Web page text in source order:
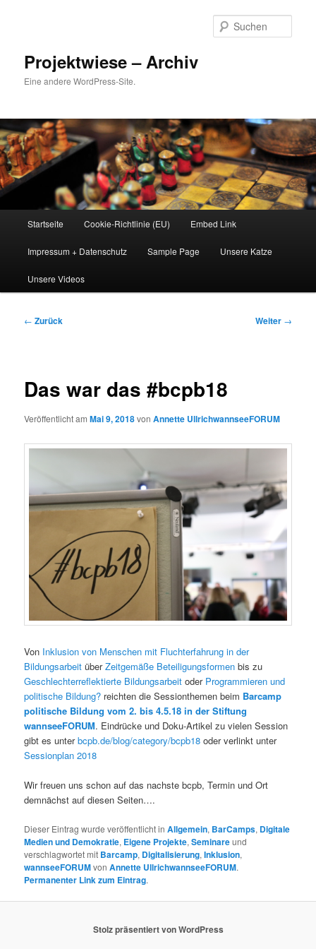
Projektwiese – Archiv
Eine andere WordPress-Site.
Startseite Cookie-Richtlinie (EU) Embed Link
Impressum + Datenschutz Sample Page Unsere Katze
Unsere Videos
Beitrags-
← Zurück Weiter →
Das war das #bcpb18
Veröffentlicht amMai 9, 2018vonAnnette UllrichwannseeFORUM
Von Inklusion von Menschen mit Fluchterfahrung in der
Bildungsarbeit überZeitgemäße Beteiligungsformen bis zu
Geschlechterreflektierte Bildungsarbeit oder Programmieren und
politische Bildung? reichten die Sessionthemen beim Barcamp
politische Bildung vom 2. bis 4.5.18 in der Stiftung
wannseeFORUM. Eindrücke und Doku-Artikel zu vielen Session
gibt es unterbcpb.de/blog/category/bcpb18oder verlinkt unter
Sessionplan 2018
Wir freuen uns schon auf das nachste bcpb, Termin und Ort
demnächst auf diesen Seiten….
Dieser Eintrag wurde veröffentlicht inAllgemein, BarCamps, Digitale
Medien und Demokratie, Eigene Projekte,Seminareund
verschlagwortet mit Barcamp, Digitalisierung,Inklusion,
wannseeFORUMvonAnnette UllrichwannseeFORUM.
Permanenter Link zum Eintrag.
Stolz präsentiert von WordPress